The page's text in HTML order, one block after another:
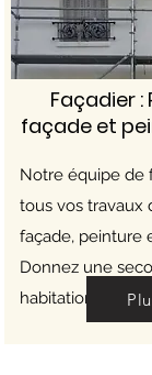
Façadier
façade et
Notre équipe de
tous vos travaux
façade, peinture
Donnez une
habitation.